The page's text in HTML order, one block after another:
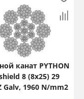
канат PYTHON
8 (8x25) 29
Galv, 1960 N/mm2